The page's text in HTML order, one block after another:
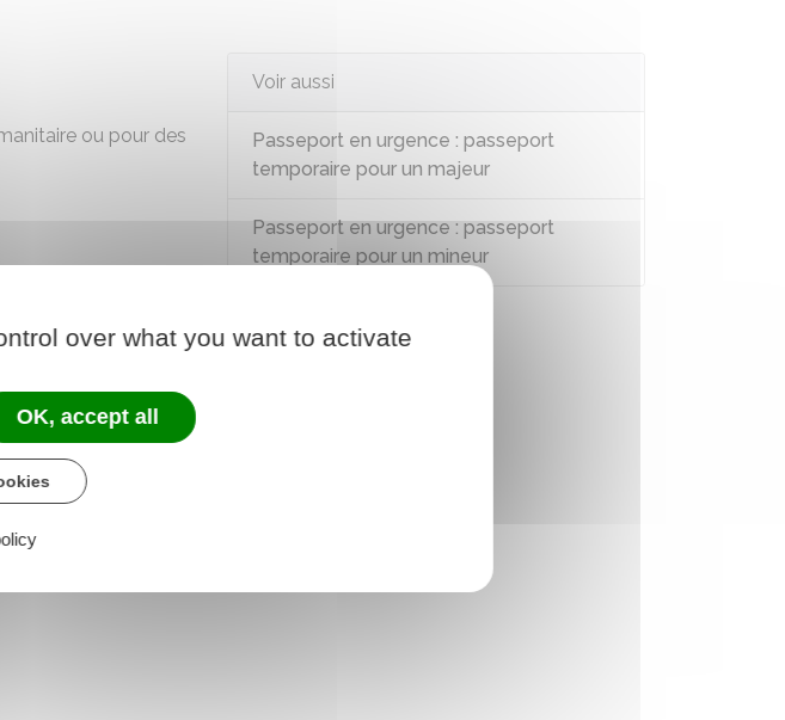
ou pour des
Voir aussi
Passeport en urgence : passeport
temporaire pour un majeur
Passeport en urgence : passeport
temporaire pour un mineur
over what you want to activate
OK, accept all